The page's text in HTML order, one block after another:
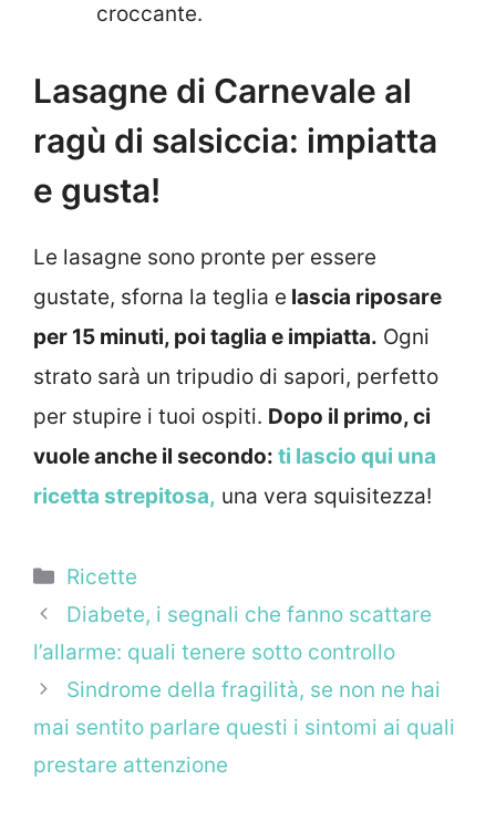
croccante.
Lasagne di Carnevale al
ragù di salsiccia: impiatta
e gusta!
Le lasagne sono pronte per essere
gustate, sforna la teglia e lascia riposare
per 15 minuti, poi taglia e impiatta. Ogni
strato sarà un tripudio di sapori, perfetto
per stupire i tuoi ospiti. Dopo il primo, ci
vuole anche il secondo: ti lascio qui una
ricetta strepitosa, una vera squisitezza!
Categorie
Ricette
Diabete, i segnali che fanno scattare
l’allarme: quali tenere sotto controllo
Sindrome della fragilità, se non ne hai
mai sentito parlare questi i sintomi ai quali
prestare attenzione